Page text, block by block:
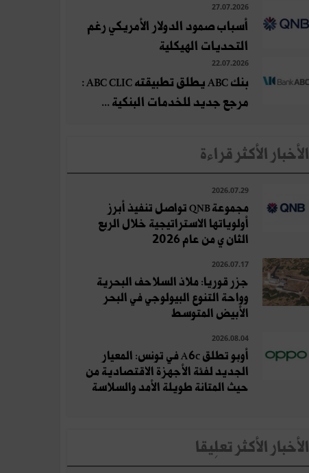
27.07.2026
أسباب صمود الدولار الأمريكي رغم
التحديات الهيكلية
22.07.2026
بنك ABC يطلق تطبيقته ABC CLIC :
مرجع جديد للخدمات البنكية ...
الأخبار الأكثر قراءة
2026.07.29
مجموعة QNB تواصل تنفيذ أبرز
أولوياتها الاستراتيجية خلال الربع
الثان ي من عام 2026
2026.07.17
جزر قوريا: ملاذ السلاحف البحرية
وواحة التنوع البيولوجي في البحر
الأبيض المتوسط
2026.08.04
أوبو تطلق A6c في تونس: المعيار
الجديد لفئة الأجهزة الاقتصادية من
حيث المتانة طويلة الأمد والسلاسة
الأخبار الأكثر تعلِيقا